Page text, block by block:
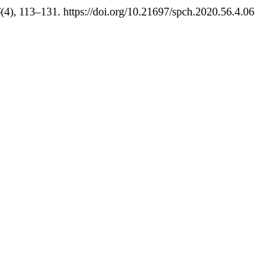
(4), 113–131. https://doi.org/10.21697/spch.2020.56.4.06